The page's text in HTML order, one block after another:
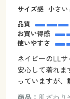
サイズ感 小さい
品質
お買い得感
使いやすさ
ネイビーのLL
安心して着れま
っていますが、